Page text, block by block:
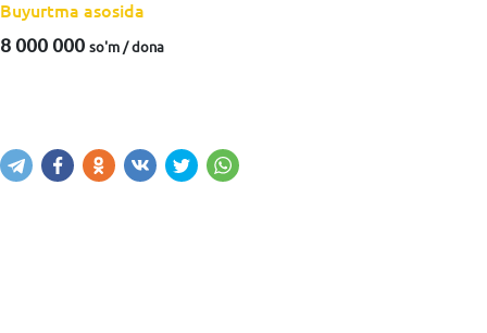
Buyurtma asosida
8 000 000 so'm / dona